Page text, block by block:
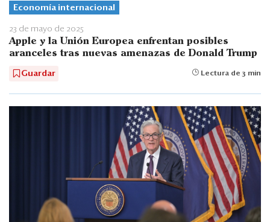
Economía internacional
23 de mayo de 2025
Apple y la Unión Europea enfrentan posibles
aranceles tras nuevas amenazas de Donald Trump
Guardar Lectura de 3 min